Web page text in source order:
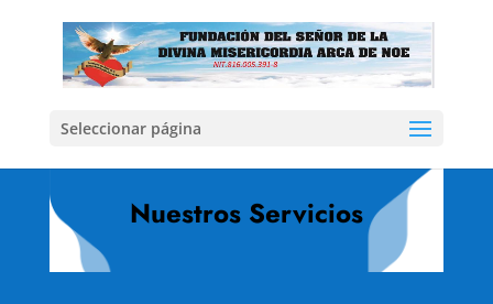
Seleccionar página
Nuestros Servicios